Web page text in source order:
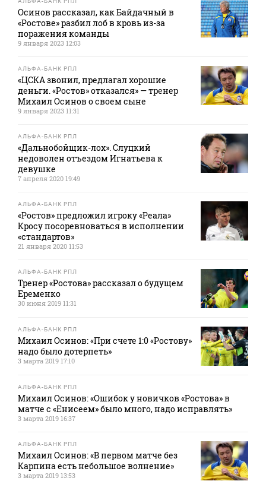
Осинов рассказал, как Байдачный в
«Ростове» разбил лоб в кровь из-за
поражения команды
9 января 2023 12:03
АЛЬФА-БАНК РПЛ
«ЦСКА звонил, предлагал хорошие
деньги. «Ростов» отказался» — тренер
Михаил Осинов о своем сыне
9 января 2023 11:31
АЛЬФА-БАНК РПЛ
«Дальнобойщик-лох». Слуцкий
недоволен отъездом Игнатьева к
девушке
7 апреля 2020 19:49
АЛЬФА-БАНК РПЛ
«Ростов» предложил игроку «Реала»
Кросу посоревноваться в исполнении
«стандартов»
21 января 2020 11:53
АЛЬФА-БАНК РПЛ
Тренер «Ростова» рассказал о будущем
Еременко
30 июня 2019 11:31
АЛЬФА-БАНК РПЛ
Михаил Осинов: «При счете 1:0 «Ростову»
надо было дотерпеть»
3 марта 2019 17:10
АЛЬФА-БАНК РПЛ
Михаил Осинов: «Ошибок у новичков «Ростова» в
матче с «Енисеем» было много, надо исправлять»
3 марта 2019 16:37
АЛЬФА-БАНК РПЛ
Михаил Осинов: «В первом матче без
Карпина есть небольшое волнение»
3 марта 2019 13:53